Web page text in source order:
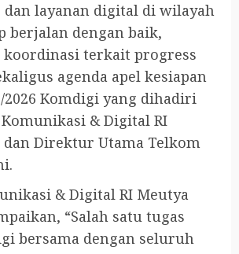
layanan digital di wilayah
berjalan dengan baik,
koordinasi terkait progress
agenda apel kesiapan
2026 Komdigi yang dihadiri
& Digital RI
dan Direktur Utama Telkom
& Digital RI Meutya
“Salah satu tugas
bersama dengan seluruh